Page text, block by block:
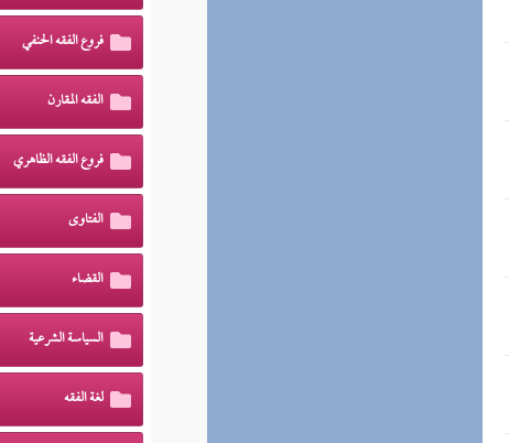
فروع الفقه الحنفي
الفقه المقارن
فروع الفقه الظاهري
الفتاوى
القضاء
السياسة الشرعية
لغة الفقه